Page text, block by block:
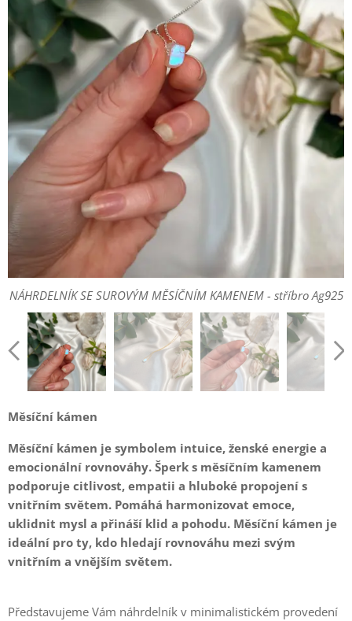
NÁHRDELNÍK SE SUROVÝM MĚSÍČNÍM KAMENEM - stříbro Ag925
NÁHRDELNÍK SE SUROVÝM MĚSÍČNÍM KAMENEM - stříbro Ag925
NÁHRDELNÍK SE SUROVÝM MĚSÍČNÍM KAMENEM - stříbro Ag925
NÁHRDELNÍK SE SUROVÝM MĚSÍČNÍM KAMENEM - stříbro Ag925
NÁHRDELNÍK SE SUROVÝM MĚSÍČNÍM KAMENEM - stříbro Ag925
NÁHRDELNÍK SE SUROVÝM MĚSÍČNÍM KAMENEM - stříbro Ag925
Měsíční kámen
Měsíční kámen je symbolem intuice, ženské energie a
emocionální rovnováhy. Šperk s měsíčním kamenem
podporuje citlivost, empatii a hluboké propojení s
vnitřním světem. Pomáhá harmonizovat emoce,
uklidnit mysl a přináší klid a pohodu. Měsíční kámen je
ideální pro ty, kdo hledají rovnováhu mezi svým
vnitřním a vnějším světem.
Představujeme Vám náhrdelník v minimalistickém provedení